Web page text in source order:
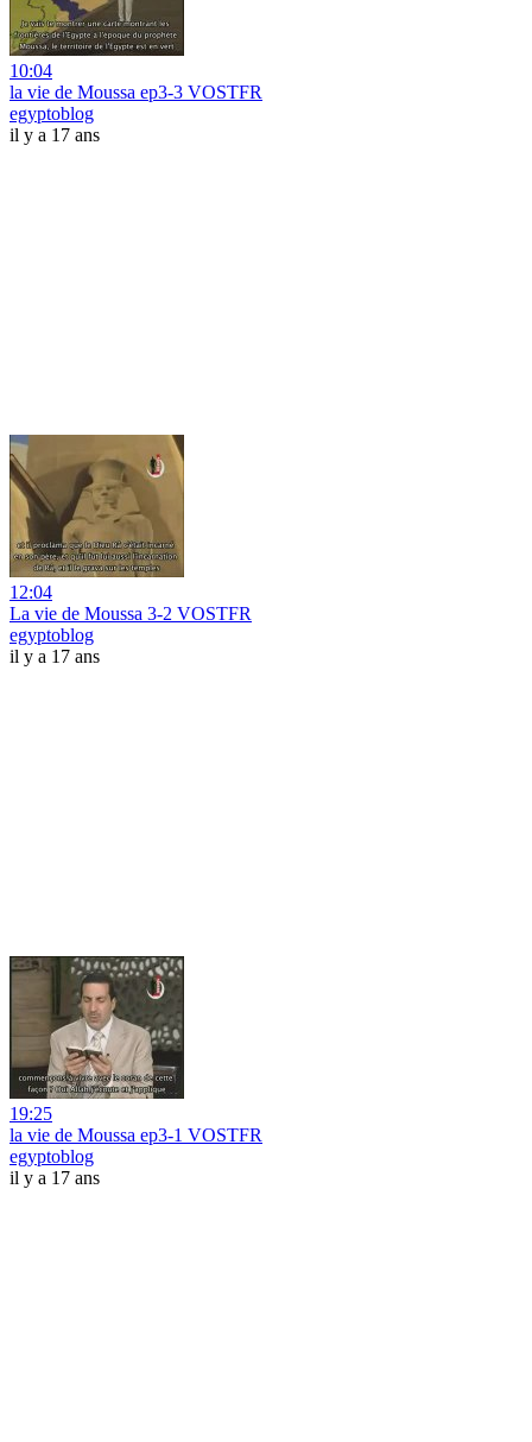
10:04
la vie de Moussa ep3-3 VOSTFR
egyptoblog
il y a 17 ans
12:04
La vie de Moussa 3-2 VOSTFR
egyptoblog
il y a 17 ans
19:25
la vie de Moussa ep3-1 VOSTFR
egyptoblog
il y a 17 ans